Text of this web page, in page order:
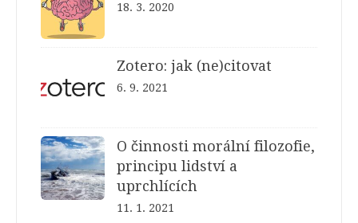
18. 3. 2020
Zotero: jak (ne)citovat
6. 9. 2021
O činnosti morální filozofie,
principu lidství a
uprchlících
11. 1. 2021